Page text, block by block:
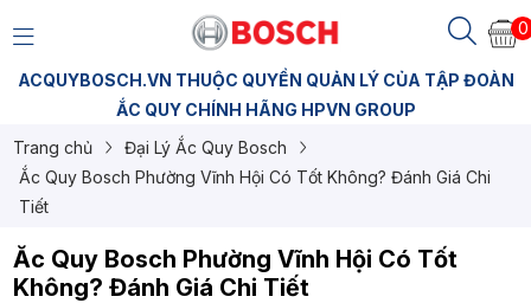
0
ACQUYBOSCH.VN THUỘC QUYỀN QUẢN LÝ CỦA TẬP ĐOÀN
ẮC QUY CHÍNH HÃNG HPVN GROUP
Trang chủ
Đại Lý Ắc Quy Bosch
Ắc Quy Bosch Phường Vĩnh Hội Có Tốt Không? Đánh Giá Chi
Tiết
Ắc Quy Bosch Phường Vĩnh Hội Có Tốt
Không? Đánh Giá Chi Tiết